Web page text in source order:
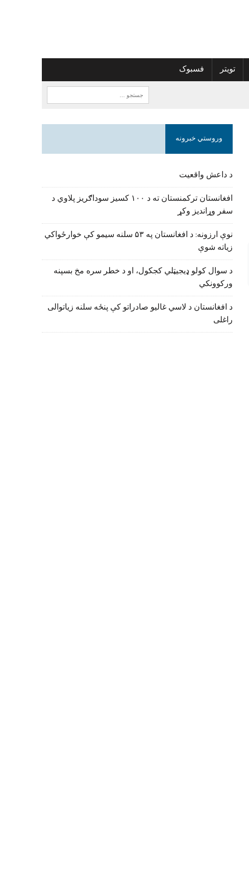
تویتر فسبوک
وروستي خبرونه
د داعش واقعیت
افغانستان ترکمنستان ته د ۱۰۰ کسیز سوداګریز پلاوي د
سفر وړاندیز وکړ
نوې ارزونه: د افغانستان په ۵۳ سلنه سیمو کې خوارځواکي
زیاته شوې
د سوال کولو ډیجیټلي کجکول، او د خطر سره مخ بسپنه
ورکوونکي
د افغانستان د لاسي غالیو صادراتو کې پنځه سلنه زیاتوالی
راغلی